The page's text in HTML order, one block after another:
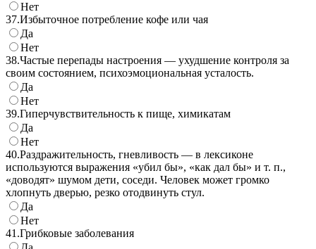
Нет
37.Избыточное потребление кофе или чая
Да
Нет
38.Частые перепады настроения — ухудшение контроля за
своим состоянием, психоэмоциональная усталость.
Да
Нет
39.Гиперчувствительность к пище, химикатам
Да
Нет
40.Раздражительность, гневливость — в лексиконе
используются выражения «убил бы», «как дал бы» и т. п.,
«доводят» шумом дети, соседи. Человек может громко
хлопнуть дверью, резко отодвинуть стул.
Да
Нет
41.Грибковые заболевания